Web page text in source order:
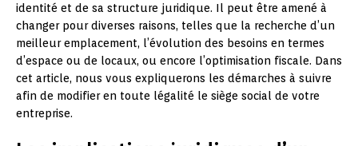
identité et de sa structure juridique. Il peut être amené à
changer pour diverses raisons, telles que la recherche d’un
meilleur emplacement, l’évolution des besoins en termes
d’espace ou de locaux, ou encore l’optimisation fiscale. Dans
cet article, nous vous expliquerons les démarches à suivre
afin de modifier en toute légalité le siège social de votre
entreprise.